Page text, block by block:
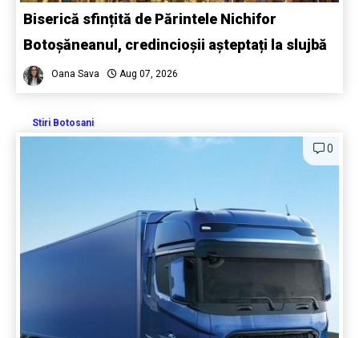
Biserică sfințită de Părintele Nichifor
Botoșăneanul, credincioșii așteptați la slujbă
Oana Sava Aug 07, 2026
Stiri Botosani
0